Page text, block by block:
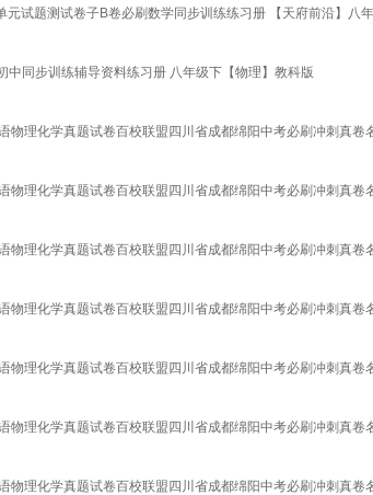
试题测试卷子B卷必刷数学同步训练练习册 【天府前沿】八
同步训练辅导资料练习册 八年级下【物理】教科版
物理化学真题试卷百校联盟四川省成都绵阳中考必刷冲刺真
物理化学真题试卷百校联盟四川省成都绵阳中考必刷冲刺真
物理化学真题试卷百校联盟四川省成都绵阳中考必刷冲刺真
物理化学真题试卷百校联盟四川省成都绵阳中考必刷冲刺真
物理化学真题试卷百校联盟四川省成都绵阳中考必刷冲刺真
物理化学真题试卷百校联盟四川省成都绵阳中考必刷冲刺真
物理化学真题试卷百校联盟四川省成都绵阳中考必刷冲刺真